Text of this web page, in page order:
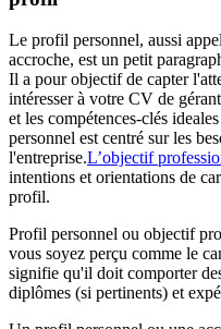
Le profil personnel, aussi
accroche, est un petit
Il a pour objectif de capter
intéresser à votre CV de
et les compétences-clés
personnel est centré sur les
l'entreprise.L’objectif
intentions et orientations de
profil.
Profil personnel ou objectif
vous soyez perçu comme le
signifie qu'il doit comporter
diplômes (si pertinents) et